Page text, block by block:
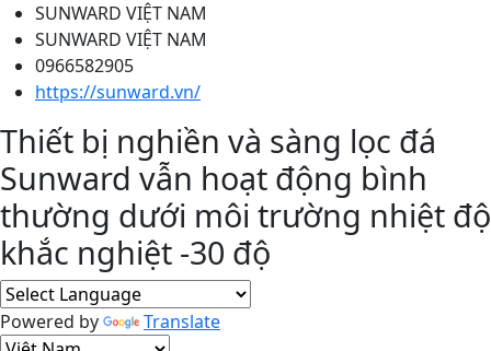
SUNWARD VIỆT NAM
SUNWARD VIỆT NAM
0966582905
https://sunward.vn/
Thiết bị nghiền và sàng lọc đá
Sunward vẫn hoạt động bình
thường dưới môi trường nhiệt độ
khắc nghiệt -30 độ
Powered by Translate